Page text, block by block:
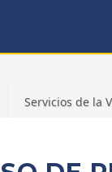
Servicios de la